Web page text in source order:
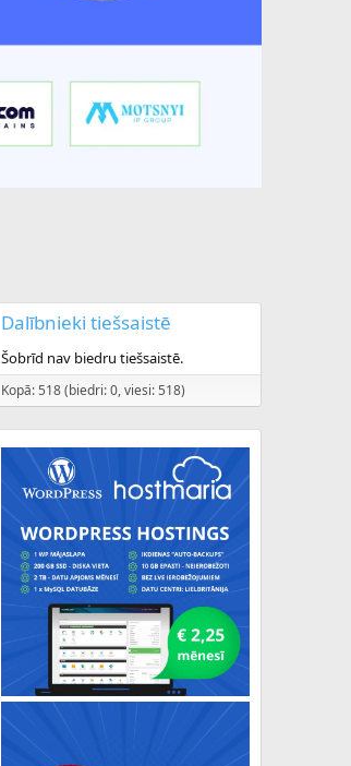
Dalībnieki tiešsaistē
Šobrīd nav biedru tiešsaistē.
Kopā: 518 (biedri: 0, viesi: 518)